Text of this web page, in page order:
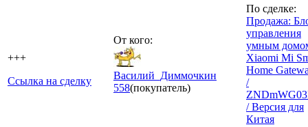
+++
Ссылка на сделку
От кого:
Василий_Диммочкин
558(покупатель)
По сделке:
Продажа:
управления
умным
Xiaomi Mi
Home
/
/ Версия для
Китая